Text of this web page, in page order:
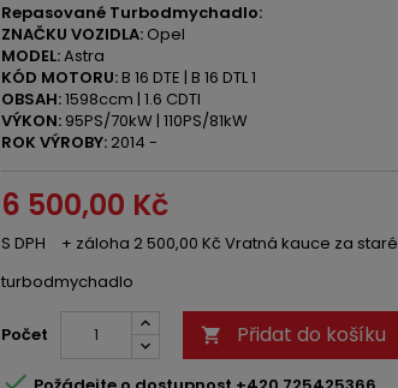
Repasované Turbodmychadlo:
ZNAČKU VOZIDLA: Opel
MODEL:Astra
KÓD MOTORU:B 16 DTE | B 16 DTL 1
OBSAH:1598ccm | 1.6 CDTI
VÝKON: 95PS/70kW | 110PS/81kW
ROK VÝROBY: 2014 -
6 500,00 Kč
S DPH
+ záloha 2 500,00 Kč Vratná kauce za staré
turbodmychadlo
Počet  Přidat do košíku
